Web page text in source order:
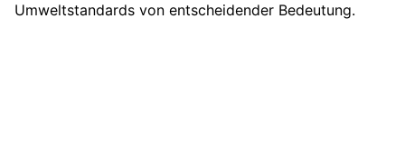
Umweltstandards von entscheidender Bedeutung.